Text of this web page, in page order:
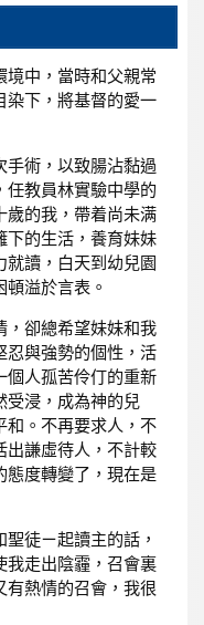
境中，當時和父親常
染下，將基督的愛一
手術，以致腸沾黏過
任教員林實驗中學的
歲的我，帶着尚未满
下的生活，養育妹妹
就讀，白天到幼兒園
溢於言表。
，卻總希望妹妹和我
忍與強勢的個性，活
個人孤苦伶仃的重新
受浸，成為神的兒
和。不再要求人，不
出謙虛待人，不計較
態度轉變了，現在是
徒ㄧ起讀主的話，
我走出陰霾，召會裏
有熱情的召會，我很